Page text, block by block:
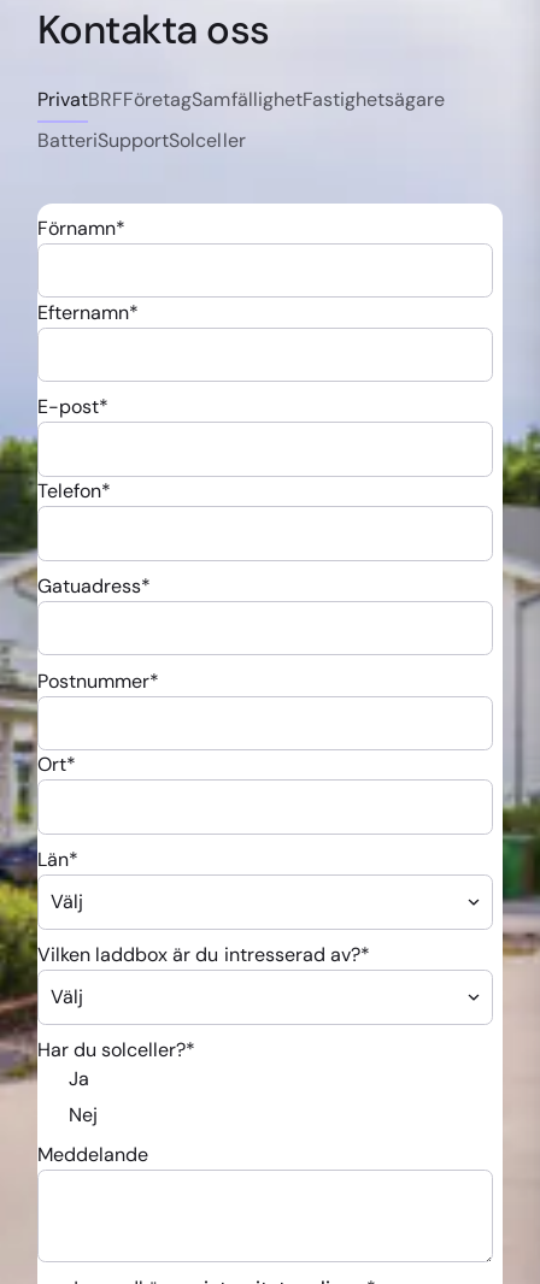
Kontakta oss
PrivatBRFFöretagSamfällighetFastighetsägare
BatteriSupportSolceller
Förnamn*
Efternamn*
E-post*
Telefon*
Gatuadress*
Postnummer*
Ort*
Län*
Vilken laddbox är du intresserad av?*
Har du solceller?*
Ja
Nej
Meddelande